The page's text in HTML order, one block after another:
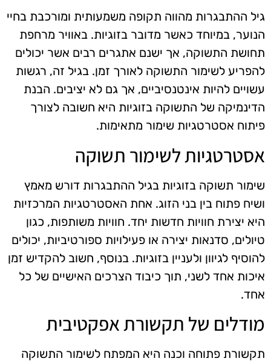
גיל ההתבגרות מהווה תקופה משמעותית ומורכבת בחיי
הנוער, במיוחד כאשר מדובר בזוגיות. באוויר מרחפת
תחושת התשוקה, אך ישנם אתגרים רבים אשר יכולים
להפריע לשימור התשוקה לאורך זמן. בגיל זה, רגשות
עשויים להיות אינטנסיביים, אך גם לא יציבים. הבנת
הדינמיקה של התשוקה בזוגיות היא חשובה לצורך
פיתוח אסטרטגיות שימור מתאימות.
אסטרטגיות לשימור תשוקה
שימור תשוקה בזוגיות בגיל ההתבגרות דורש מאמץ
ושיח פתוח בין בני הזוג. אחת האסטרטגיות המרכזיות
היא יצירת חוויות חדשות יחד. חוויות משותפות, כגון
טיולים, סדנאות יצירה או פעילויות ספורטיביות, יכולים
להוסיף לגיוון ולעניין בזוגיות. בנוסף, חשוב להקדיש זמן
איכות אחד לשני, תוך כיבוד הצרכים האישיים של כל
אחד.
מודלים של תקשורת אפקטיבית
תקשורת פתוחה וכנה היא המפתח לשימור התשוקה